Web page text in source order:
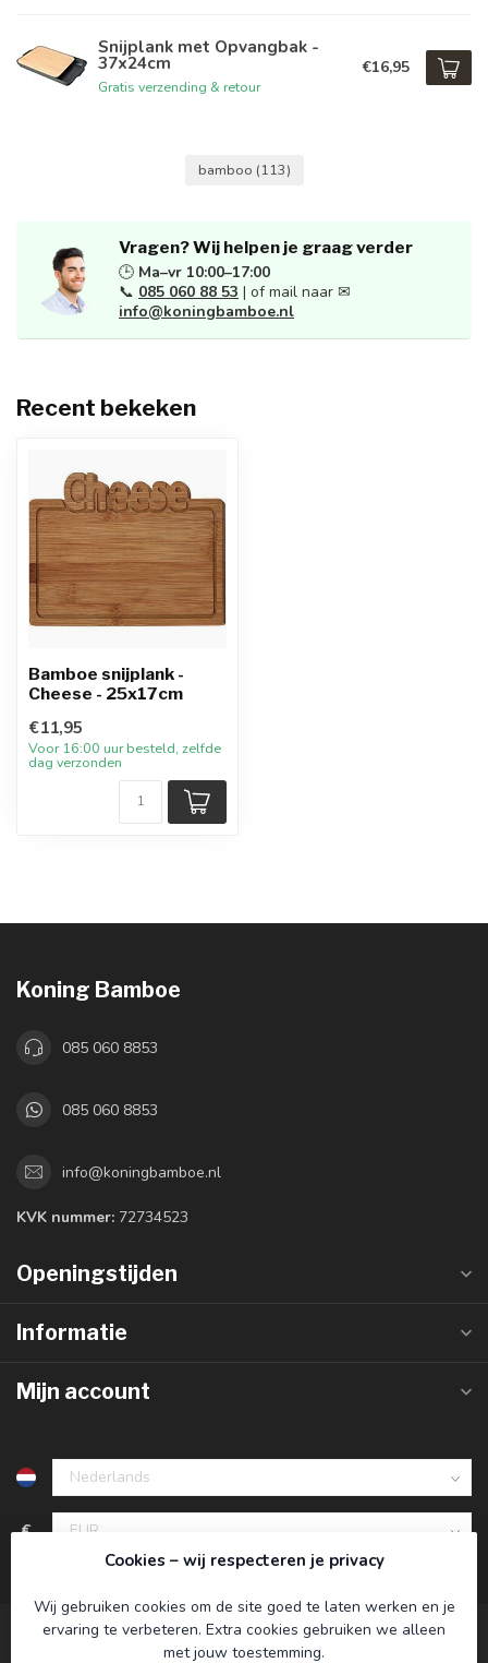
Snijplank met Opvangbak -
37x24cm
Gratis verzending & retour
€16,95
bamboo (113)
Vragen? Wij helpen je graag verder
🕒 Ma–vr 10:00–17:00
📞 085 060 88 53 | of mail naar ✉
info@koningbamboe.nl
Recent bekeken
Bamboe snijplank -
Cheese - 25x17cm
€11,95
Voor 16:00 uur besteld, zelfde
dag verzonden
Koning Bamboe
085 060 8853
085 060 8853
info@koningbamboe.nl
KVK nummer: 72734523
Openingstijden
Informatie
Mijn account
€
Cookies – wij respecteren je privacy
Wij gebruiken cookies om de site goed te laten werken en je
ervaring te verbeteren. Extra cookies gebruiken we alleen
met jouw toestemming.